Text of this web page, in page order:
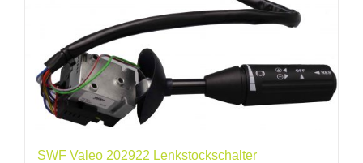
SWF Valeo 202922 Lenkstockschalter